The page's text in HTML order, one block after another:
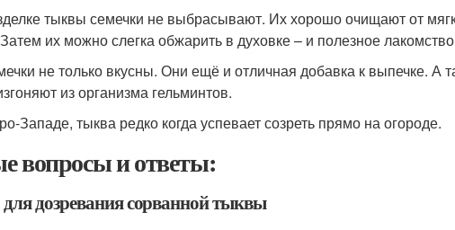
тыквы семечки не выбрасывают. Их хорошо очищают от
их можно слегка обжарить в духовке – и полезное лакомство
не только вкусны. Они ещё и отличная добавка к выпечке. А
из организма гельминтов.
Западе, тыква редко когда успевает созреть прямо на огороде.
вопросы и ответы:
дозревания сорванной тыквы